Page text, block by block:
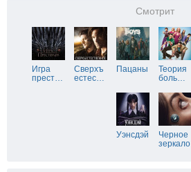
Смотрит
Игра
прест…
Сверхъ
естес…
Пацаны
Теория
боль…
Уэнсдэй
Черное
зеркало